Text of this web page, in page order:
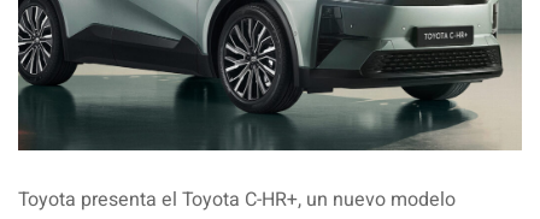
Toyota presenta el Toyota C-HR+, un nuevo modelo